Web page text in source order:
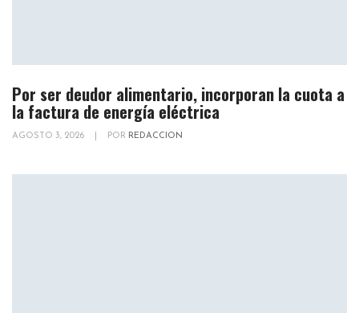
Por ser deudor alimentario, incorporan la cuota a
la factura de energía eléctrica
AGOSTO 3, 2026 POR REDACCION